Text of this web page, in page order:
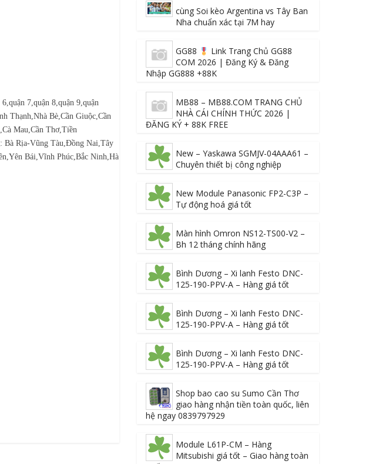
6,quận 7,quận 8,quận 9,quận
Thạnh,Nhà Bè,Cần Giuộc,Cần
Mau,Cần Thơ,Tiền
Bà Rịa-Vũng Tàu,Đồng Nai,Tây
Bái,Vĩnh Phúc,Bắc Ninh,Hà
cùng Soi kèo Argentina vs Tây Ban
Nha chuẩn xác tại 7M hay
GG88
Link Trang Chủ GG88
COM 2026 | Đăng Ký & Đăng
Nhập GG888 +88K
MB88 – MB88.COM TRANG CHỦ
NHÀ CÁI CHÍNH THỨC 2026 |
ĐĂNG KÝ + 88K FREE
New – Yaskawa SGMJV-04AAA61 –
Chuyên thiết bị công nghiệp
New Module Panasonic FP2-C3P –
Tự động hoá giá tốt
Màn hình Omron NS12-TS00-V2 –
Bh 12 tháng chính hãng
Bình Dương – Xi lanh Festo DNC-
125-190-PPV-A – Hàng giá tốt
Bình Dương – Xi lanh Festo DNC-
125-190-PPV-A – Hàng giá tốt
Bình Dương – Xi lanh Festo DNC-
125-190-PPV-A – Hàng giá tốt
Shop bao cao su Sumo Cần Thơ
giao hàng nhận tiền toàn quốc, liên
hệ ngay 0839797929
Module L61P-CM – Hàng
Mitsubishi giá tốt – Giao hàng toàn